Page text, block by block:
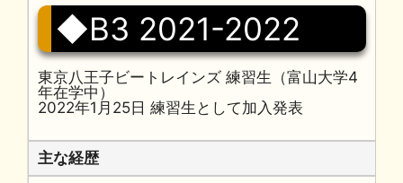
◆B3 2021-2022
東京八王子ビートレインズ 練習生（富山大学4
年在学中）
2022年1月25日 練習生として加入発表
主な経歴